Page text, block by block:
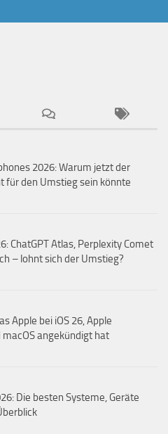
2026: Warum jetzt der
für den Umstieg sein könnte
ChatGPT Atlas, Perplexity Comet
– lohnt sich der Umstieg?
Apple bei iOS 26, Apple
angekündigt hat
Die besten Systeme, Geräte